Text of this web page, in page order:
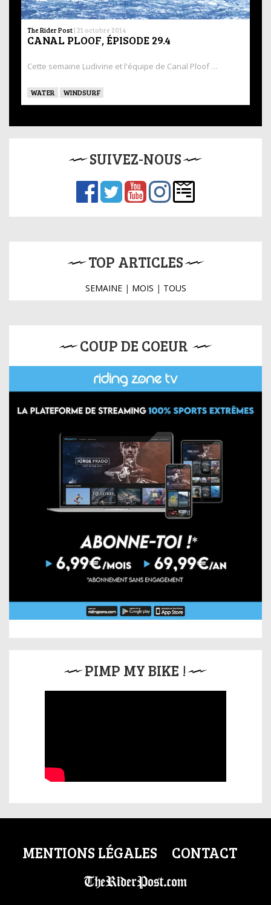
The Rider Post | 21 octobre 2014
CANAL PLOOF, ÉPISODE 29.4
Cette semaine Ludivine et l'équipe de Canal Ploof …
WATER WINDSURF
SUIVEZ-NOUS
TOP ARTICLES
SEMAINE| MOIS | TOUS
COUP DE COEUR
PIMP MY BIKE !
MENTIONS LÉGALES CONTACT